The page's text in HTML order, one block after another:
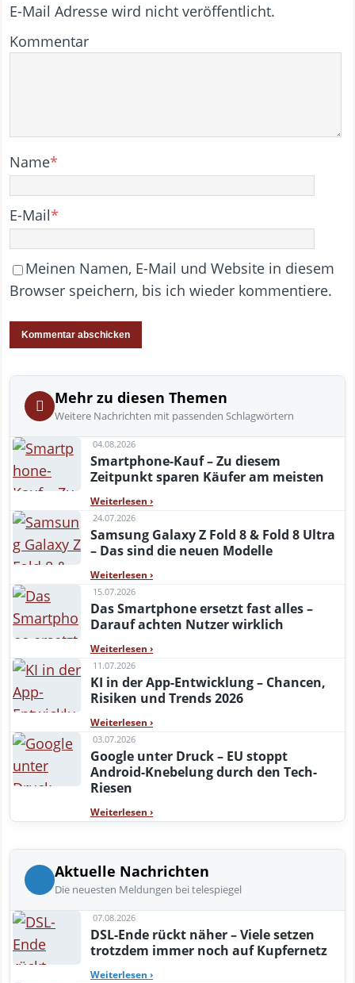
E-Mail Adresse wird nicht veröffentlicht.
Kommentar
Name*
E-Mail*
Meinen Namen, E-Mail und Website in diesem
Browser speichern, bis ich wieder kommentiere.
Mehr zu diesen Themen
Weitere Nachrichten mit passenden Schlagwörtern
04.08.2026
Smartphone-Kauf – Zu diesem
Zeitpunkt sparen Käufer am meisten
Weiterlesen ›
24.07.2026
Samsung Galaxy Z Fold 8 & Fold 8 Ultra
– Das sind die neuen Modelle
Weiterlesen ›
15.07.2026
Das Smartphone ersetzt fast alles –
Darauf achten Nutzer wirklich
Weiterlesen ›
11.07.2026
KI in der App-Entwicklung – Chancen,
Risiken und Trends 2026
Weiterlesen ›
03.07.2026
Google unter Druck – EU stoppt
Android-Knebelung durch den Tech-
Riesen
Weiterlesen ›
Aktuelle Nachrichten
Die neuesten Meldungen bei telespiegel
07.08.2026
DSL-Ende rückt näher – Viele setzen
trotzdem immer noch auf Kupfernetz
Weiterlesen ›